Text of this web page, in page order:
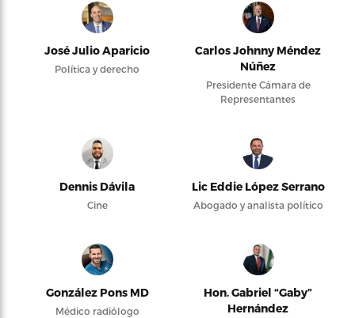
José Julio Aparicio
Política y derecho
Carlos Johnny Méndez
Núñez
Presidente Cámara de
Representantes
Dennis Dávila
Cine
Lic Eddie López Serrano
Abogado y analista político
González Pons MD
Médico radiólogo
Hon. Gabriel “Gaby”
Hernández